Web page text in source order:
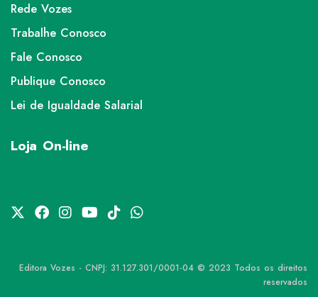
Rede Vozes
Trabalhe Conosco
Fale Conosco
Publique Conosco
Lei de Igualdade Salarial
Loja On-line
Editora Vozes - CNPJ: 31.127.301/0001-04 © 2023 Todos os direitos
reservados